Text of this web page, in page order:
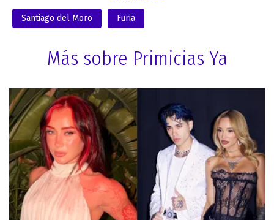
Santiago del Moro Furia
Más sobre Primicias Ya